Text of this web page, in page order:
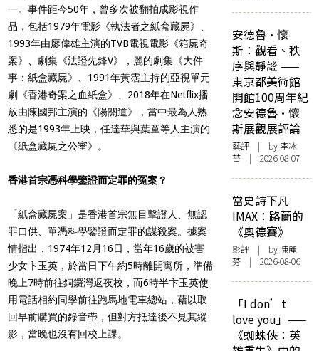
一。事件距今50年，曾多次被翻拍成影視作
品，包括1979年電影《執法者之紙盒藏屍》、
1993年由廖偉雄主演的TVB電視電影《箱屍奇
案》、劇集《法證先鋒V》，麗的劇集《大件
事：紙盒藏屍》、1991年黃霑主持的亞視單元
劇《香港奇案之血紙盒》、2018年在Netflix播
放由陳國邦主演的《陽關道》，當中最為人熟
悉的是1993年上映，任達華與葉童等人主演的
《紙盒藏屍之公審》。
香港首宗憑科學鑒證而定罪的冤案？
「紙盒藏屍案」是香港首宗無目擊證人、無認
罪口供、單憑科學鑒證而定罪的謀殺案。據案
情指出，1974年12月16日，當年16歲的被害
少女卞玉英，於當日下午約5時離開寓所，準備
晚上7時前往銅鑼灣返夜校，而6時半卞玉英使
用電話相約同學前往跑馬地電車總站，藉以取
回早前購買的錄音帶，但對方抵達後不見其縱
影，當晚也沒有回校上課。
安德魯·懷
斯：觀看、秩
序與靜謐 ——
東京都美術館
開館100周年紀
念安德魯·懷
斯展觀展評論
藝評 | by 李冰
苔 | 2026-08-07
當史詩下凡
IMAX：路蘭的
《奧德賽》
影評 | by 陳麗
芬 | 2026-08-06
「I don’t
love you」——
《蜘蛛俠：英